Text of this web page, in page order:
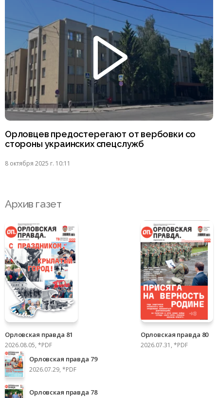
Орловцев предостерегают от вербовки со
стороны украинских спецслужб
8 октября 2025 г. 10:11
Архив газет
Орловская правда 81
2026.08.05, *PDF
Орловская правда 80
2026.07.31, *PDF
Орловская правда 79
2026.07.29, *PDF
Орловская правда 78